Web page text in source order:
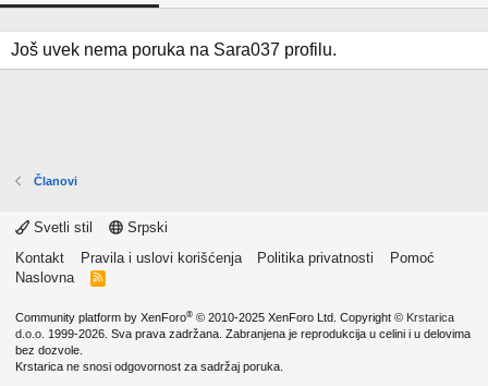
Još uvek nema poruka na Sara037 profilu.
Članovi
Svetli stil
Srpski
Kontakt
Pravila i uslovi korišćenja Politika privatnosti
Pomoć
Naslovna
R
Community platform by XenForo® © 2010-2025 XenForo Ltd. Copyright © Krstarica
d.o.o. 1999-2026. Sva prava zadržana. Zabranjena je reprodukcija u celini i u delovima
bez dozvole.
Krstarica ne snosi odgovornost za sadržaj poruka.